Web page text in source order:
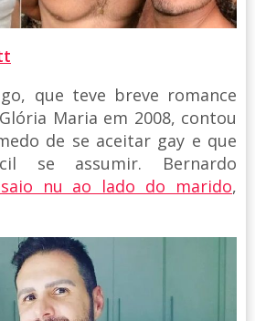
que teve breve romance
Maria em 2008, contou
de se aceitar gay e que
se assumir. Bernardo
nu ao lado do marido,